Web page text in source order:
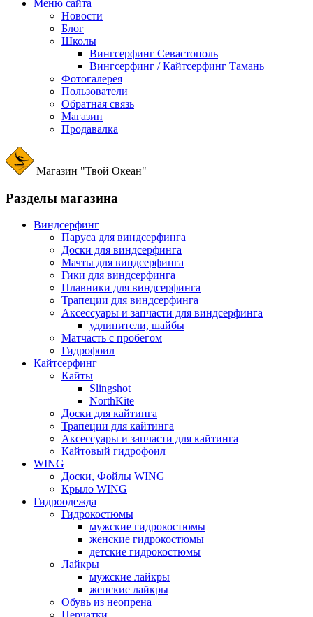
Меню сайта
Новости
Блог
Школы
Вингсерфинг Севастополь
Вингсерфинг / Кайтсерфинг Тамань
Фотогалерея
Пользователи
Обратная связь
Магазин
Продавалка
Магазин "Твой Океан"
Разделы магазина
Виндсерфинг
Паруса для виндсерфинга
Доски для виндсерфинга
Мачты для виндсерфинга
Гики для виндсерфинга
Плавники для виндсерфинга
Трапеции для виндсерфинга
Аксессуары и запчасти для виндсерфинга
удлинители, шайбы
Матчасть с пробегом
Гидрофоил
Кайтсерфинг
Кайты
Slingshot
NorthKite
Доски для кайтинга
Трапеции для кайтинга
Аксессуары и запчасти для кайтинга
Кайтовый гидрофоил
WING
Доски, Фойлы WING
Крыло WING
Гидроодежда
Гидрокостюмы
мужские гидрокостюмы
женские гидрокостюмы
детские гидрокостюмы
Лайкры
мужские лайкры
женские лайкры
Обувь из неопрена